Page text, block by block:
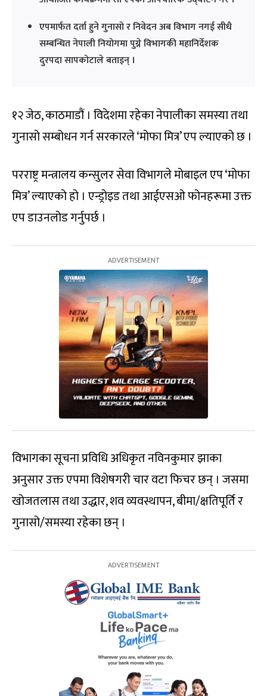
एपमार्फत दर्ता हुने गुनासो र निवेदन अब विभाग नगई सीधै
सम्बन्धित नेपाली नियोगमा पुग्ने विभागकी महानिर्देशक
दुरपदा सापकोटाले बताइन् ।
१२ जेठ, काठमाडौं । विदेशमा रहेका नेपालीका समस्या तथा
गुनासो सम्बोधन गर्न सरकारले ‘मोफा मित्र’ एप ल्याएको छ ।
परराष्ट्र मन्त्रालय कन्सुलर सेवा विभागले मोबाइल एप ‘मोफा
मित्र’ ल्याएको हो । एन्ड्रोइड तथा आईएसओ फोनहरूमा उक्त
एप डाउनलोड गर्नुपर्छ ।
विभागका सूचना प्रविधि अधिकृत नविनकुमार झाका
अनुसार उक्त एपमा विशेषगरी चार वटा फिचर छन् । जसमा
खोजतलास तथा उद्धार, शव व्यवस्थापन, बीमा/क्षतिपूर्ति र
गुनासो/समस्या रहेका छन् ।